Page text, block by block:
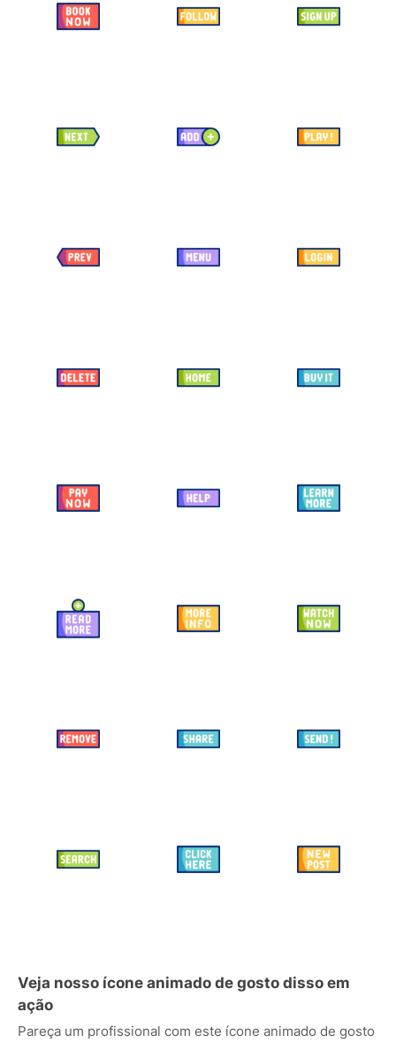
Veja nosso ícone animado de gosto disso em
ação
Pareça um profissional com este ícone animado de gosto